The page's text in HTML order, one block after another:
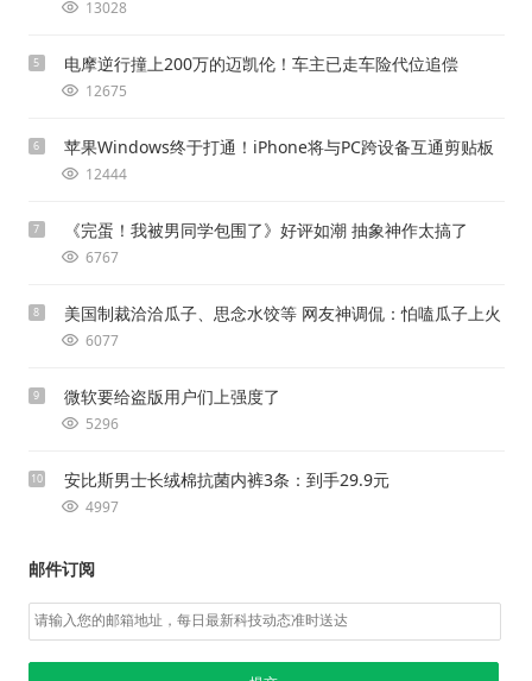
13028
5 电摩逆行撞上200万的迈凯伦！车主已走车险代位追偿
12675
6 苹果Windows终于打通！iPhone将与PC跨设备互通剪贴板
12444
7 《完蛋！我被男同学包围了》好评如潮 抽象神作太搞了
6767
8 美国制裁洽洽瓜子、思念水饺等 网友神调侃：怕嗑瓜子上火
6077
9 微软要给盗版用户们上强度了
5296
10 安比斯男士长绒棉抗菌内裤3条：到手29.9元
4997
邮件订阅